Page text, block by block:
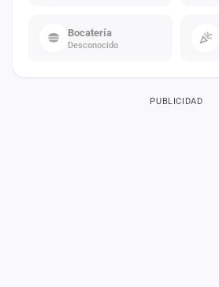
Bocatería
Desconocido
PUBLICIDAD